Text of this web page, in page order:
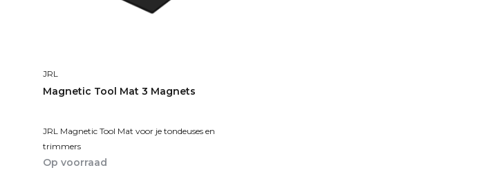
JRL
Magnetic Tool Mat 3 Magnets
JRL Magnetic Tool Mat voor je tondeuses en
trimmers
Op voorraad